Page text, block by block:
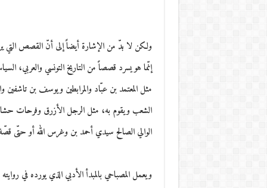
ولكن لا بدّ من الإشارة أيضاً إلى أنّ القصص
إنّما هو يسرد قصصاً من التاريخ التونسي والعربي،
مثل المعتمد بن عبّاد والمرابطين ويوسف بن تاشفين
الشعب ويقوم به، مثل الرجل الأزرق وفرحات
الوالي الصالح سيدي أحمد بن وغرس الله أو حتّى
ويعمل المصباحي بالمبدأ الأدبي الذي يورده في